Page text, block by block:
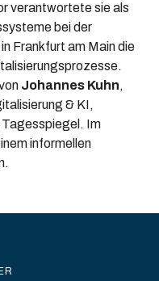
verantwortete sie als
bei der
Frankfurt am Main die
Johannes Kuhn,
& KI,
Im
informellen